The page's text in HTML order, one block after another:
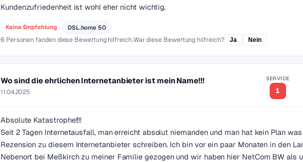
Kundenzufriedenheit ist wohl eher nicht wichtig.
Keine Empfehlung DSL.home 50
6 Personen fanden diese Bewertung hilfreich.War diese Bewertung hilfreich? Ja Nein
Wo sind die ehrlichen Internetanbieter ist mein Name!!!
11.04.2025
SERVICE
1
Absolute Katastrophe!!!!
Seit 2 Tagen Internetausfall, man erreicht absolut niemanden und man hat kein Plan
Rezension zu diesem Internetanbieter schreiben. Ich bin vor ein paar Monaten in den
Nebenort bei Meßkirch zu meiner Familie gezogen und wir haben hier NetCom BW als